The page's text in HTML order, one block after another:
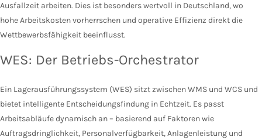
Ausfallzeit arbeiten. Dies ist besonders wertvoll in Deutschland, wo
hohe Arbeitskosten vorherrschen und operative Effizienz direkt die
Wettbewerbsfähigkeit beeinflusst.
WES: Der Betriebs-Orchestrator
Ein Lagerausführungssystem (WES) sitzt zwischen WMS und WCS und
bietet intelligente Entscheidungsfindung in Echtzeit. Es passt
Arbeitsabläufe dynamisch an – basierend auf Faktoren wie
Auftragsdringlichkeit, Personalverfügbarkeit, Anlagenleistung und